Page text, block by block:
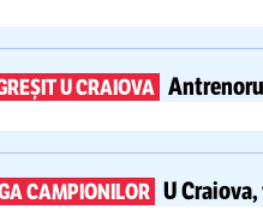
U CRAIOVA
CAMPIONILOR U Craiova,